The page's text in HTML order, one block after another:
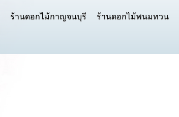
ร้านดอกไม้กาญจนบุรี ร้านดอกไม้พนมทวน